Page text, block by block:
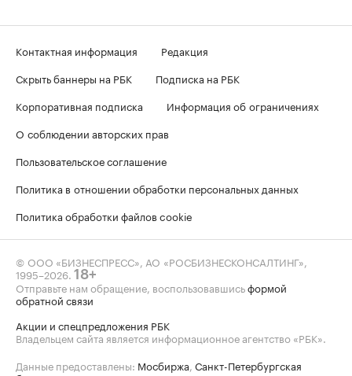
Контактная информация
Редакция
Скрыть баннеры на РБК
Подписка на РБК
Корпоративная подписка
Информация об ограничениях
О соблюдении авторских прав
Пользовательское соглашение
Политика в отношении обработки персональных данных
Политика обработки файлов cookie
© ООО «БИЗНЕСПРЕСС», АО «РОСБИЗНЕСКОНСАЛТИНГ»,
1995–2026. 18+
Отправьте нам обращение, воспользовавшисьформой
обратной связи
Акции и спецпредложения РБК
Владельцем сайта является информационное агентство «РБК».
Данные предоставлены: Мосбиржа, Санкт-Петербургская